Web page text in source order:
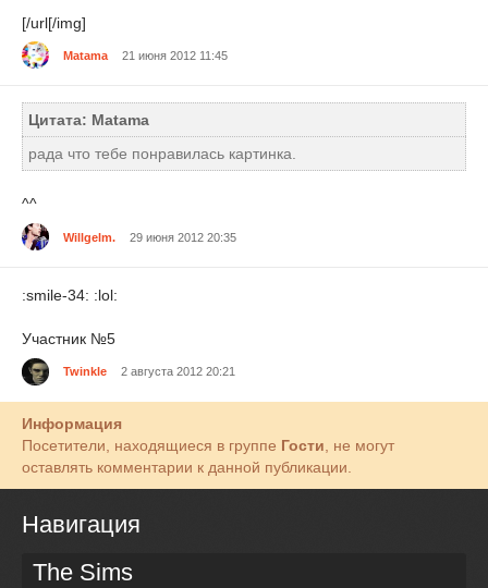
[/url[/img]
Matama 21 июня 2012 11:45
Цитата: Matama
рада что тебе понравилась картинка.
^^
Willgelm. 29 июня 2012 20:35
:smile-34: :lol:
Участник №5
Twinkle 2 августа 2012 20:21
Информация
Посетители, находящиеся в группе Гости , не могут
оставлять комментарии к данной публикации.
Навигация
The Sims